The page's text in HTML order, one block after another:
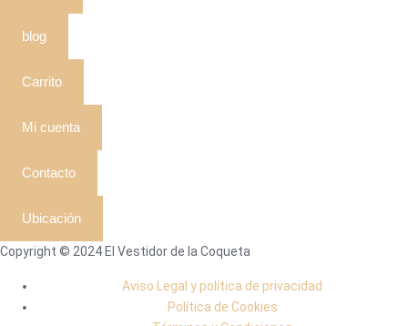
blog
Carrito
Mi cuenta
Contacto
Ubicación
Copyright © 2024 El Vestidor de la Coqueta
Aviso Legal y política de privacidad
Política de Cookies